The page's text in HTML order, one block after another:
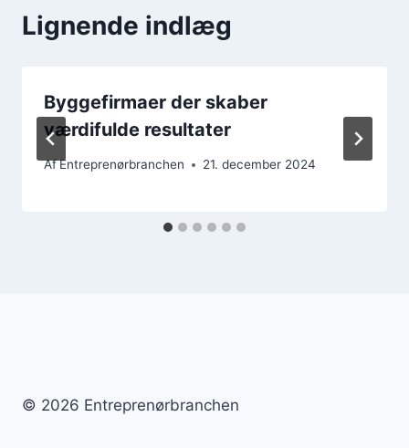
Lignende indlæg
Byggefirmaer der skaber
værdifulde resultater
AfEntreprenørbranchen 21. december 2024
© 2026 Entreprenørbranchen